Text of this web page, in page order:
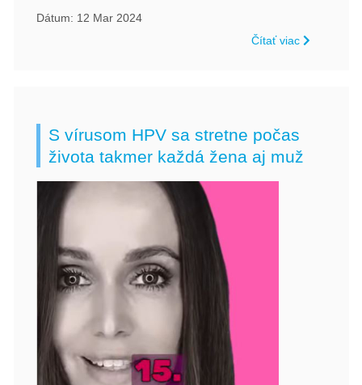
Dátum: 12 Mar 2024
Čítať viac
S vírusom HPV sa stretne počas
života takmer každá žena aj muž